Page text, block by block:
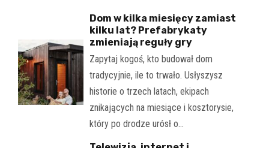
Dom w kilka miesięcy zamiast
kilku lat? Prefabrykaty
zmieniają reguły gry
Zapytaj kogoś, kto budował dom
tradycyjnie, ile to trwało. Usłyszysz
historie o trzech latach, ekipach
znikających na miesiące i kosztorysie,
który po drodze urósł o…